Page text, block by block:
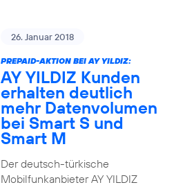
26. Januar 2018
PREPAID-AKTION BEI AY YILDIZ:
AY YILDIZ Kunden
erhalten deutlich
mehr Datenvolumen
bei Smart S und
Smart M
Der deutsch-türkische
Mobilfunkanbieter AY YILDIZ